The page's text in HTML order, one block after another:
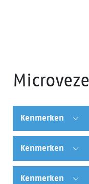
Kenmerken
Kenmerken
Kenmerken